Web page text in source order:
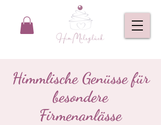
Himmlische Genüsse für
besondere
Firmenanlässe